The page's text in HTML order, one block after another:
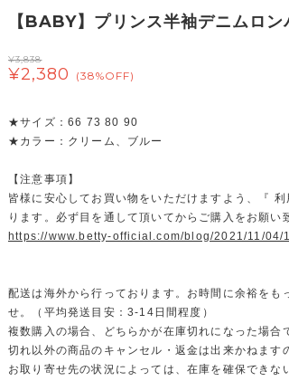
【BABY】プリンス半袖デニムロン
¥3,838
¥2,380 (38%OFF)
★サイズ：66 73 80 90
★カラー：クリーム、ブルー
【注意事項】
皆様に安心してお買い物をいただけますよう、『
ります。必ず目を通して頂いてからご購入をお願い
https://www.betty-official.com/blog/2021/11/04/
配送は海外から行っております。お時間に余裕をも
せ。（平均発送目安：3-14日間程度）
複数購入の場合、どちらかが在庫切れになった場合
切れ以外の商品のキャンセル・返金は出来かねます
お取り寄せ先の状況によっては、在庫を確保できな